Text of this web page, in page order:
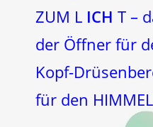
ZUM L ICH T –
der Öffner für
Kopf-
für den